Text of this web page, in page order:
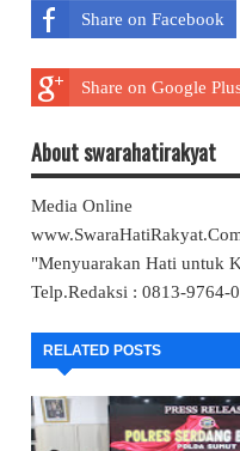
Share on Facebook
Share on Google
About swarahatirakyat
Media Online
"Menyuarakan Hati untuk
Telp.Redaksi : 0813-9764-
RELATED POSTS